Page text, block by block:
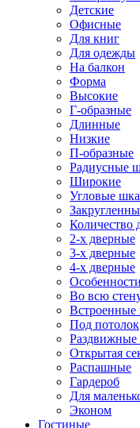
Детские
Офисные
Для книг
Для одежды
На балкон
Форма
Высокие
Г-образные
Длинные
Низкие
П-образные
Радиусные
Широкие
Угловые
Количество
2-х дверные
3-х дверные
4-х дверные
Особенности
Во всю
Под потолок
Открытая
Распашные
Гардероб
Для
Эконом
Гостиные